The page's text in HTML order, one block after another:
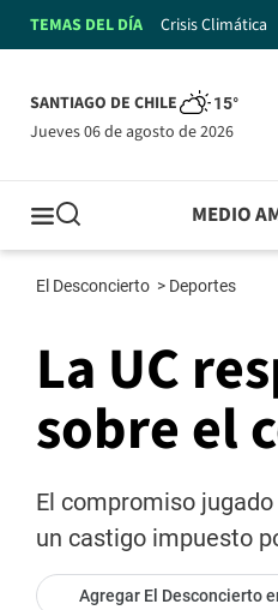
TEMAS DEL DÍA Crisis Climática
SANTIAGO DE CHILE 15°
jueves 06 de agosto de 2026
MEDIO
El Desconcierto > Deportes
La UC
sobre el
El compromiso
un castigo impuesto
Agregar El Desconcierto